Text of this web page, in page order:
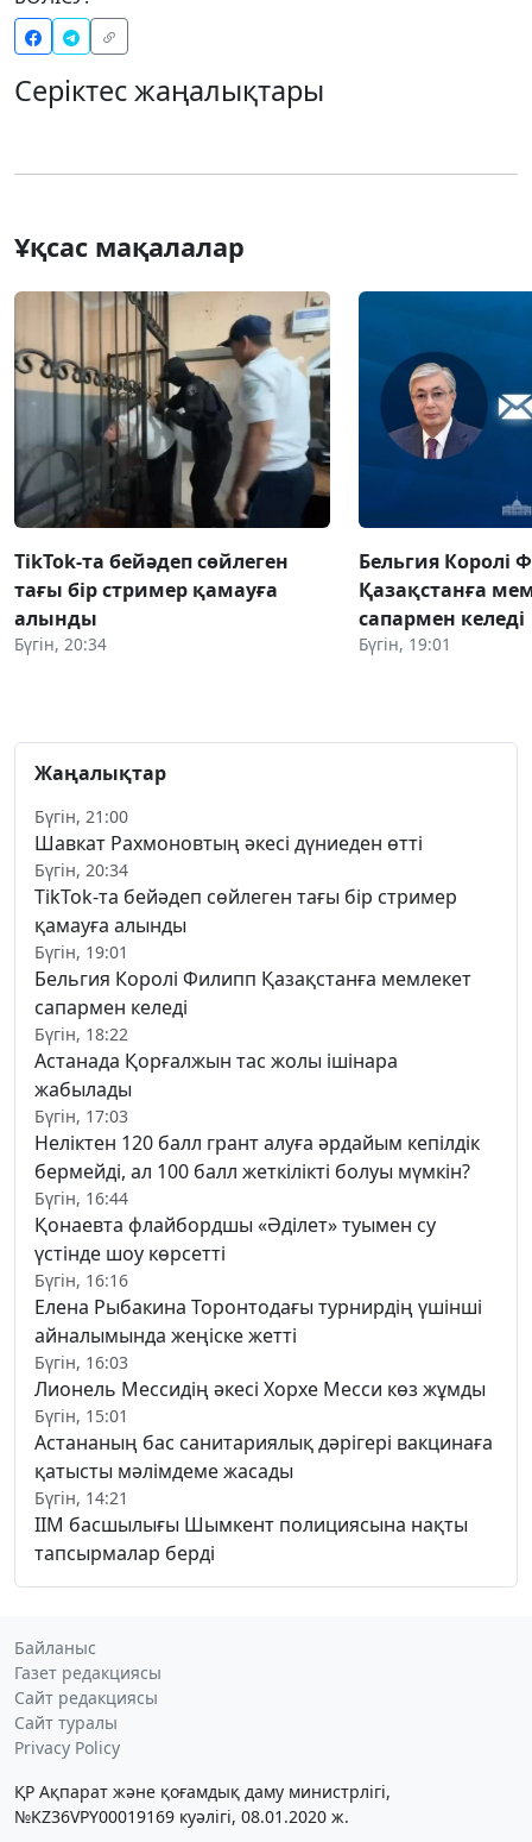
Серіктес жаңалықтары
Ұқсас мақалалар
TikTok-та бейәдеп сөйлеген
тағы бір стример қамауға
алынды
Бүгін, 20:34
Бельгия Королі
Қазақстанға
сапармен келеді
Бүгін, 19:01
Жаңалықтар
Бүгін, 21:00
Шавкат Рахмоновтың әкесі дүниеден өтті
Бүгін, 20:34
TikTok-та бейәдеп сөйлеген тағы бір стример
қамауға алынды
Бүгін, 19:01
Бельгия Королі Филипп Қазақстанға мемлекет
сапармен келеді
Бүгін, 18:22
Астанада Қорғалжын тас жолы ішінара
жабылады
Бүгін, 17:03
Неліктен 120 балл грант алуға әрдайым кепілдік
бермейді, ал 100 балл жеткілікті болуы мүмкін?
Бүгін, 16:44
Қонаевта флайбордшы «Әділет» туымен су
үстінде шоу көрсетті
Бүгін, 16:16
Елена Рыбакина Торонтодағы турнирдің үшінші
айналымында жеңіске жетті
Бүгін, 16:03
Лионель Мессидің әкесі Хорхе Месси көз жұмды
Бүгін, 15:01
Астананың бас санитариялық дәрігері вакцинаға
қатысты мәлімдеме жасады
Бүгін, 14:21
ІІМ басшылығы Шымкент полициясына нақты
тапсырмалар берді
Байланыс
Газет редакциясы
Сайт редакциясы
Сайт туралы
Privacy Policy
ҚР Ақпарат және қоғамдық даму министрлігі,
№KZ36VPY00019169 куәлігі, 08.01.2020 ж.